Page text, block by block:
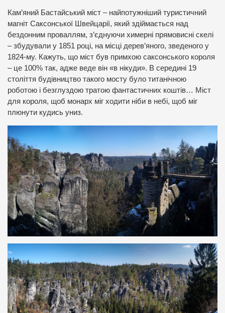
Кам’яний Бастайський міст – найпотужніший туристичний
магніт Саксонської Швейцарії, який здіймається над
бездонним проваллям, з’єднуючи химерні прямовисні скелі
– збудували у 1851 році, на місці дерев’яного, зведеного у
1824-му. Кажуть, що міст був примхою саксонського короля
– це 100% так, адже веде він «в нікуди». В середині 19
століття будівництво такого мосту було титанічною
роботою і безглуздою тратою фантастичних коштів… Міст
для короля, щоб монарх міг ходити ніби в небі, щоб міг
плюнути кудись униз.